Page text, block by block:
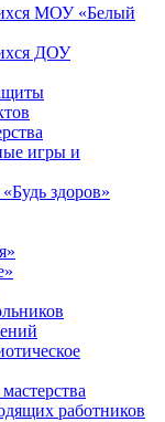
МОУ «Белый
ДОУ
игры и
здоров»
работников